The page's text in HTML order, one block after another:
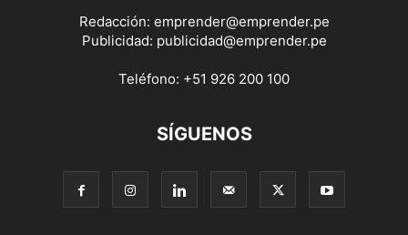
Redacción: emprender@emprender.pe
Publicidad: publicidad@emprender.pe
Teléfono: +51 926 200 100
SÍGUENOS